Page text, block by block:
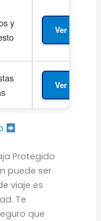
y
Ver Precio
Ver Precio
Protegido
puede ser
viaje es
Te
que